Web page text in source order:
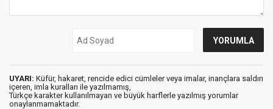
UYARI: Küfür, hakaret, rencide edici cümleler veya imalar, inançlara saldırı
içeren, imla kuralları ile yazılmamış,
Türkçe karakter kullanılmayan ve büyük harflerle yazılmış yorumlar
onaylanmamaktadır.